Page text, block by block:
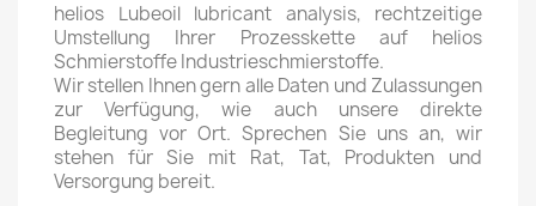
helios Lubeoil lubricant analysis, rechtzeitige
Umstellung Ihrer Prozesskette auf helios
Schmierstoffe Industrieschmierstoffe.
Wir stellen Ihnen gern alle Daten und Zulassungen
zur Verfügung, wie auch unsere direkte
Begleitung vor Ort. Sprechen Sie uns an, wir
stehen für Sie mit Rat, Tat, Produkten und
Versorgung bereit.